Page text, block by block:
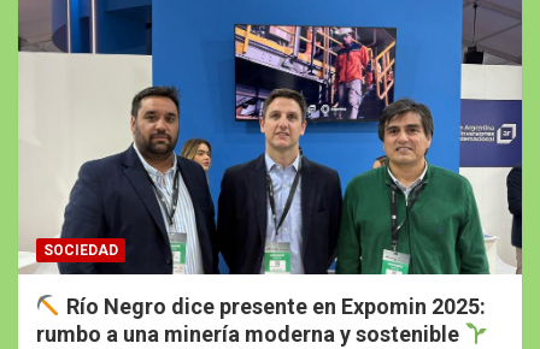
SOCIEDAD
Río Negro dice presente en Expomin 2025:
rumbo a una minería moderna y sostenible